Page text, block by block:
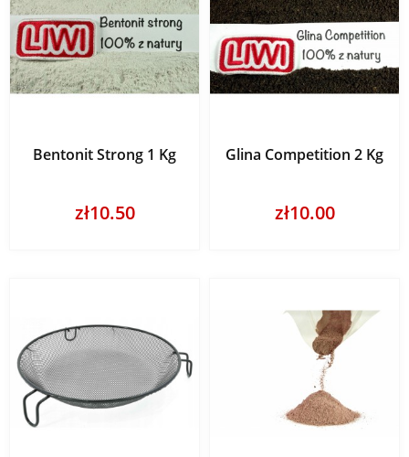
Bentonit Strong 1 Kg
zł10.50
Glina Competition 2 Kg
zł10.00